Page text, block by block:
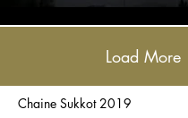
Load More
Chaine Sukkot 2019